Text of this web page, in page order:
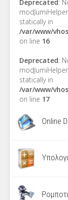
Deprecated:
statically in
/var/www/
on line 16
Deprecated:
statically in
/var/www/
on line 17
Online